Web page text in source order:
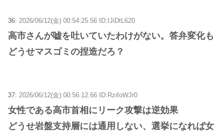
36: 2026/06/12(金) 00:54:25.56 ID:IJiDtL620
高市さんが嘘を吐いていたわけがない。答弁変化も
どうせマスゴミの捏造だろ？
37: 2026/06/12(金) 00:56:12.66 ID:RzifoWJr0
女性である高市首相にリーク攻撃は逆効果
どうせ岩盤支持層には通用しない、選挙になれば女